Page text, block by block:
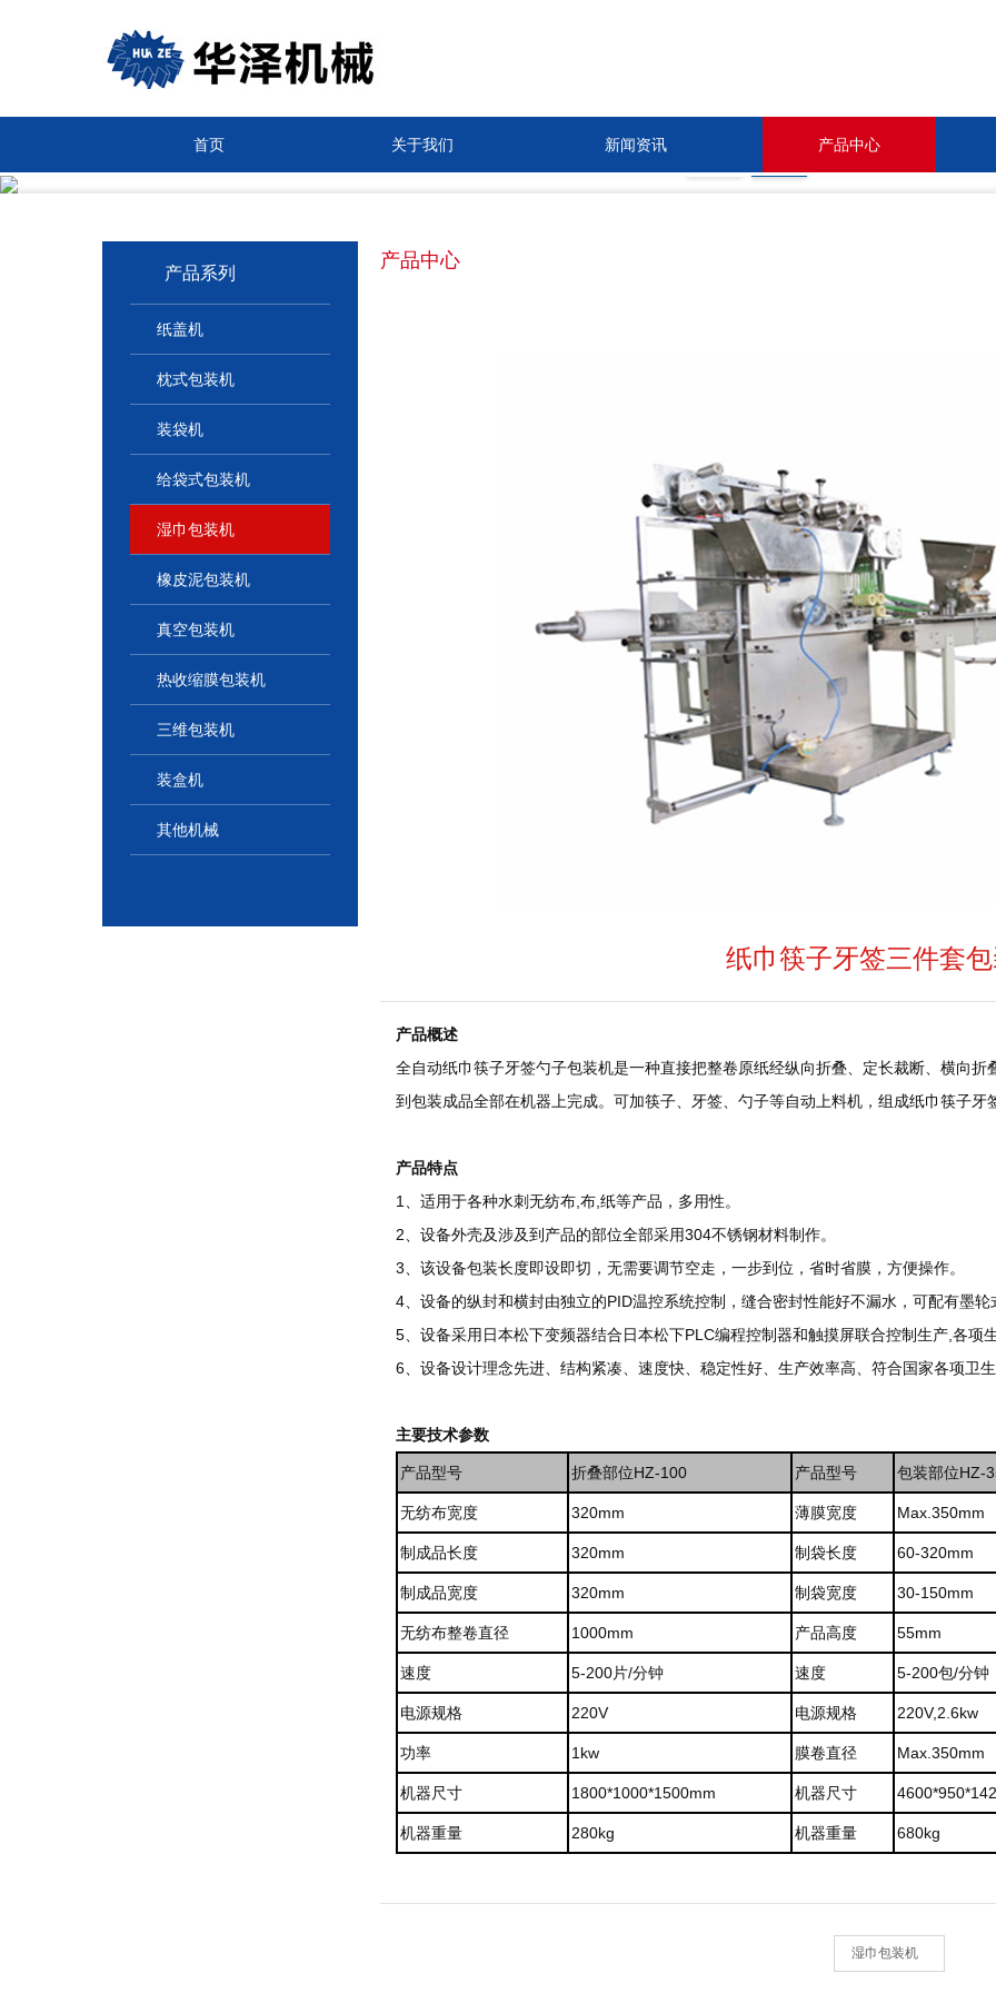
首页 关于我们 新闻资讯 产品中心
产品系列
纸盖机
枕式包装机
装袋机
给袋式包装机
湿巾包装机
橡皮泥包装机
真空包装机
热收缩膜包装机
三维包装机
装盒机
其他机械
产品中心
纸巾筷子牙签三件套
产品概述
全自动纸巾筷子牙签勺子包装机是一种直接把整卷原纸经纵向折叠、定长裁断、横向
到包装成品全部在机器上完成。可加筷子、牙签、勺子等自动上料机，组成纸巾筷子牙
产品特点
1、适用于各种水刺无纺布,布,纸等产品，多用性。
2、设备外壳及涉及到产品的部位全部采用304不锈钢材料制作。
3、该设备包装长度即设即切，无需要调节空走，一步到位，省时省膜，方便操作。
4、设备的纵封和横封由独立的PID温控系统控制，缝合密封性能好不漏水，可配有墨
5、设备采用日本松下变频器结合日本松下PLC编程控制器和触摸屏联合控制生产,各项
6、设备设计理念先进、结构紧凑、速度快、稳定性好、生产效率高、符合国家各项卫
主要技术参数
产品型号 折叠部位HZ-100 产品型号 包装部位HZ-
无纺布宽度 320mm 薄膜宽度 Max.350mm
制成品长度 320mm 制袋长度 60-320mm
制成品宽度 320mm 制袋宽度 30-150mm
无纺布整卷直径 1000mm 产品高度 55mm
速度 5-200片/分钟 速度 5-200包/分钟
电源规格 220V 电源规格 220V,2.6kw
功率 1kw 膜卷直径 Max.350mm
机器尺寸 1800*1000*1500mm 机器尺寸
机器重量 280kg 机器重量 680kg
湿巾包装机